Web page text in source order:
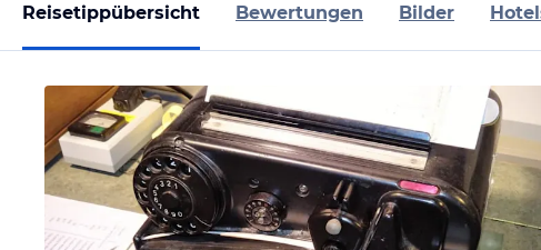
Reisetippübersicht Bewertungen Bilder